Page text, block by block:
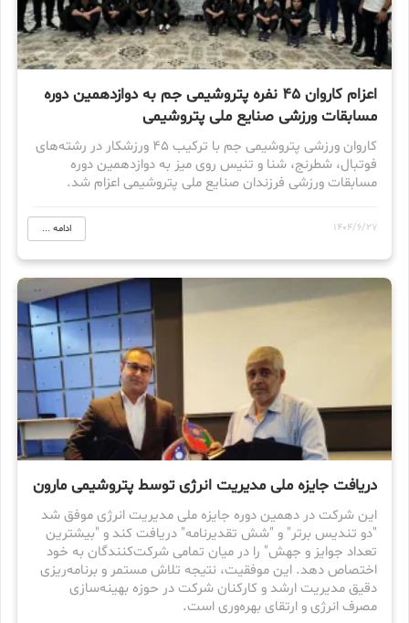
اعزام کاروان ۴۵ نفره پتروشیمی جم به دوازدهمین دوره
مسابقات ورزشی صنایع ملی پتروشیمی
کاروان ورزشی پتروشیمی جم با ترکیب ۴۵ ورزشکار در رشته‌های
فوتبال، شطرنج، شنا و تنیس روی میز به دوازدهمین دوره
مسابقات ورزشی فرزندان صنایع ملی پتروشیمی اعزام شد.
1404/6/27 ادامه ...
دریافت جایزه ملی مدیریت انرژی توسط پتروشیمی مارون
این شرکت در دهمین دوره جایزه ملی مدیریت انرژی موفق شد
"دو تندیس برتر" و "شش تقدیرنامه" دریافت کند و "بیشترین
تعداد جوایز و جهش" را در میان تمامی شرکت‌کنندگان به خود
اختصاص دهد. این موفقیت، نتیجه تلاش مستمر و برنامه‌ریزی
دقیق مدیریت ارشد و کارکنان شرکت در حوزه بهینه‌سازی
مصرف انرژی و ارتقای بهره‌وری است.